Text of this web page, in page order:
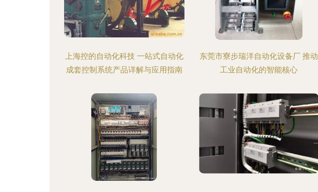
上海控的自动化科技 一站式自动化
成套控制系统产品详解与应用指南
东莞市寮步瑞洋自动化设备厂 推动
工业自动化的智能核心